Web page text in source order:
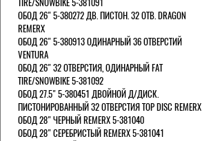
ОБОД 26" 5-380272 ДВ. ПИСТОН. 32 ОТВ. DRAGON
REMERX
ОБОД 26" 5-380913 ОДИНАРНЫЙ 36 ОТВЕРСТИЙ
VENTURA
ОБОД 26" 32 ОТВЕРСТИЯ, ОДИНАРНЫЙ FAT
TIRE/SNOWBIKE 5-381092
ОБОД 27.5" 5-380451 ДВОЙНОЙ Д/ДИСК.
ПИСТОНИРОВАННЫЙ 32 ОТВЕРСТИЯ TOP DISC REMERX
ОБОД 28" ЧЕРНЫЙ REMERX 5-381040
ОБОД 28" СЕРЕБРИСТЫЙ REMERX 5-381041